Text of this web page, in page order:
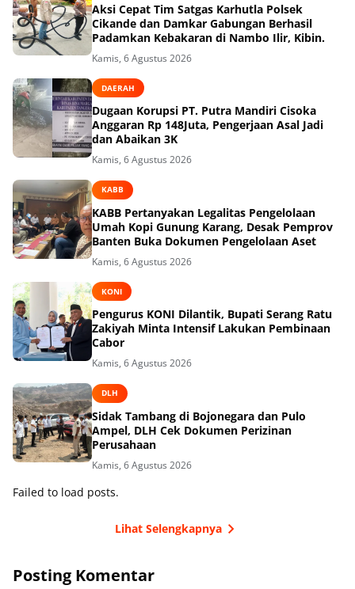
Aksi Cepat Tim Satgas Karhutla Polsek
Cikande dan Damkar Gabungan Berhasil
Padamkan Kebakaran di Nambo Ilir, Kibin.
Kamis, 6 Agustus 2026
DAERAH
Dugaan Korupsi PT. Putra Mandiri Cisoka
Anggaran Rp 148Juta, Pengerjaan Asal Jadi
dan Abaikan 3K
Kamis, 6 Agustus 2026
KABB
KABB Pertanyakan Legalitas Pengelolaan
Umah Kopi Gunung Karang, Desak Pemprov
Banten Buka Dokumen Pengelolaan Aset
Kamis, 6 Agustus 2026
KONI
Pengurus KONI Dilantik, Bupati Serang Ratu
Zakiyah Minta Intensif Lakukan Pembinaan
Cabor
Kamis, 6 Agustus 2026
DLH
Sidak Tambang di Bojonegara dan Pulo
Ampel, DLH Cek Dokumen Perizinan
Perusahaan
Kamis, 6 Agustus 2026
Failed to load posts.
Lihat Selengkapnya
Posting Komentar